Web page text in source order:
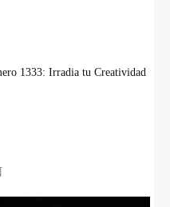
1333: Irradia tu Creatividad